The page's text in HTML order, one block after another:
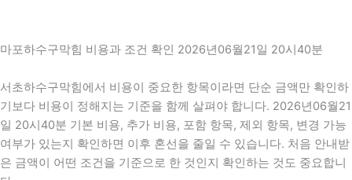
마포하수구막힘 비용과 조건 확인 2026년06월21일 20시40분
서초하수구막힘에서 비용이 중요한 항목이라면 단순 금액만 확인하
기보다 비용이 정해지는 기준을 함께 살펴야 합니다. 2026년06월21
일 20시40분 기본 비용, 추가 비용, 포함 항목, 제외 항목, 변경 가능
여부가 있는지 확인하면 이후 혼선을 줄일 수 있습니다. 처음 안내받
은 금액이 어떤 조건을 기준으로 한 것인지 확인하는 것도 중요합니